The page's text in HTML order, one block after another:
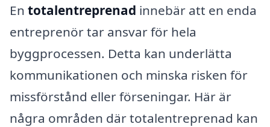
En totalentreprenad innebär att en enda
entreprenör tar ansvar för hela
byggprocessen. Detta kan underlätta
kommunikationen och minska risken för
missförstånd eller förseningar. Här är
några områden där totalentreprenad kan